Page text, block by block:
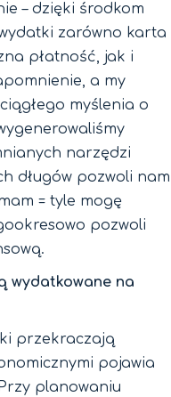
– dzięki środkom
zarówno karta
płatność, jak i
a my
myślenia o
narzędzi
długów pozwoli nam
= tyle mogę
pozwoli
wydatkowane na
przekraczają
pojawia
planowaniu